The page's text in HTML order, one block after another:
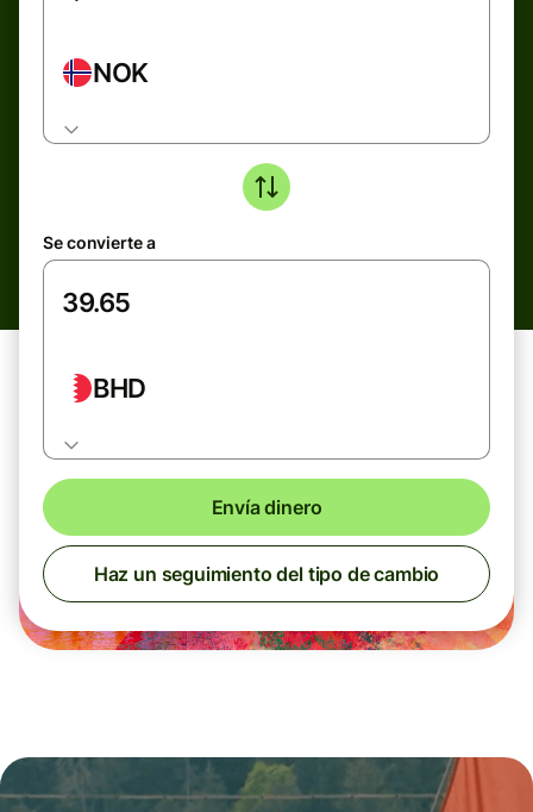
NOK
Se convierte a
BHD
Envía dinero
Haz un seguimiento del tipo de cambio